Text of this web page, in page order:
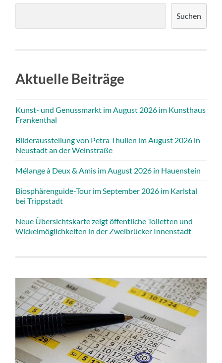
Suchen
Aktuelle Beiträge
Kunst- und Genussmarkt im August 2026 im Kunsthaus
Frankenthal
Bilderausstellung von Petra Thullen im August 2026 in
Neustadt an der Weinstraße
Mélange à Deux & Amis im August 2026 in Hauenstein
Biosphärenguide-Tour im September 2026 im Karlstal
bei Trippstadt
Neue Übersichtskarte zeigt öffentliche Toiletten und
Wickelmöglichkeiten in der Zweibrücker Innenstadt